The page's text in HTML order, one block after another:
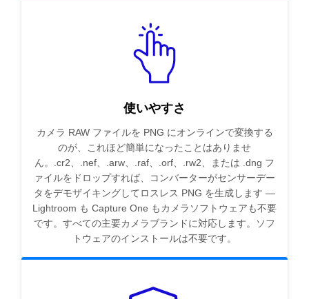
使いやすさ
カメラ RAW ファイルを PNG にオンラインで変換する
のが、これほど簡単になったことはありませ
ん。.cr2、.nef、.arw、.raf、.orf、.rw2、または .dng フ
ァイルをドロップすれば、コンバーターがセンサーデー
タをデモザイキングしてロスレス PNG を生成します —
Lightroom も Capture One もカメラソフトウェアも不要
です。すべての主要カメラブランドに対応します。ソフ
トウェアのインストールは不要です。